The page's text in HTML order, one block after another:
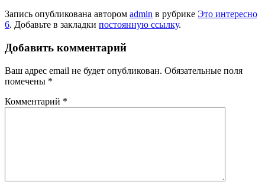
Запись опубликована автором admin в рубрике Это интересно
6. Добавьте в закладки постоянную ссылку.
Добавить комментарий
Ваш адрес email не будет опубликован. Обязательные поля
помечены *
Комментарий *